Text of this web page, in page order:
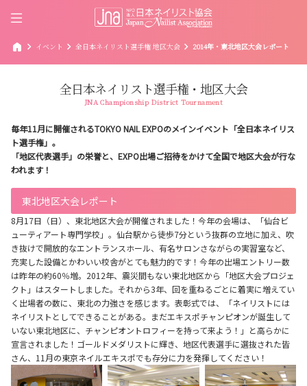
home chevron_right イベント chevron_right 全日本ネイリスト選手権 地区大会 chevron_right 2014年・東北地区大会レポート
全日本ネイリスト選手権・地区大会
JNA Championship District Tournament
毎年11月に開催されるTOKYO NAIL EXPOのメインイベント「全日本ネイリス
ト選手権」。
「地区代表選手」の栄誉と、EXPO出場ご招待をかけて全国で地区大会が行な
われます！
東北地区大会レポート
8月17日（日）、東北地区大会が開催されました！今年の会場は、「仙台ビ
ューティアート専門学校」。仙台駅から徒歩7分という抜群の立地に加え、吹
き抜けで開放的なエントランスホール、有名サロンさながらの実習室など、
充実した設備とかわいい校舎がとても魅力的です！今年の出場エントリー数
は昨年の約60％増。2012年、震災間もない東北地区から「地区大会プロジェ
クト」はスタートしました。それから3年、回を重ねるごとに着実に増えてい
く出場者の数に、東北の力強さを感じます。表彰式では、「ネイリストには
ネイリストとしてできることがある。まだエキスポチャンピオンが誕生して
いない東北地区に、チャンピオントロフィーを持って来よう！」と高らかに
宣言されました！ゴールドメダリストに輝き、地区代表選手に選抜された皆
さん、11月の東京ネイルエキスポでも存分に力を発揮してください！